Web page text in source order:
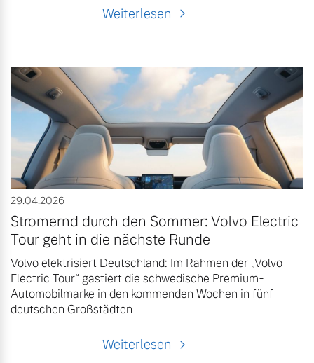
Weiterlesen
29.04.2026
Stromernd durch den Sommer: Volvo Electric
Tour geht in die nächste Runde
Volvo elektrisiert Deutschland: Im Rahmen der „Volvo
Electric Tour“ gastiert die schwedische Premium-
Automobilmarke in den kommenden Wochen in fünf
deutschen Großstädten
Weiterlesen